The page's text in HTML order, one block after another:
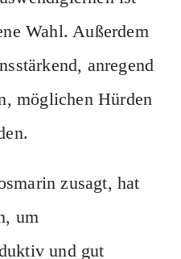
Wahl. Außerdem
anregend
möglichen Hürden
zusagt, hat
um
und gut